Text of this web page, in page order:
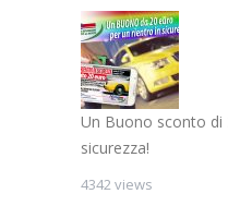
Un Buono sconto di
sicurezza!
4342 views